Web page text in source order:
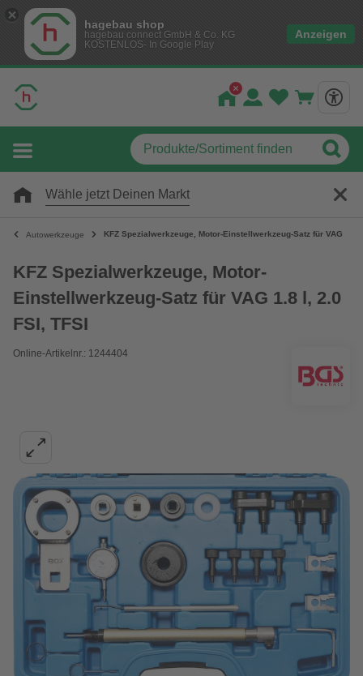
hagebau shop
hagebau connect GmbH & Co. KG
KOSTENLOS- In Google Play
Anzeigen
Wähle jetzt Deinen Markt
Autowerkzeuge KFZ Spezialwerkzeuge, Motor-Einstellwerkzeug-Satz für VAG 1.8
KFZ Spezialwerkzeuge, Motor-
Einstellwerkzeug-Satz für VAG 1.8 l, 2.0
FSI, TFSI
Online-Artikelnr.: 1244404